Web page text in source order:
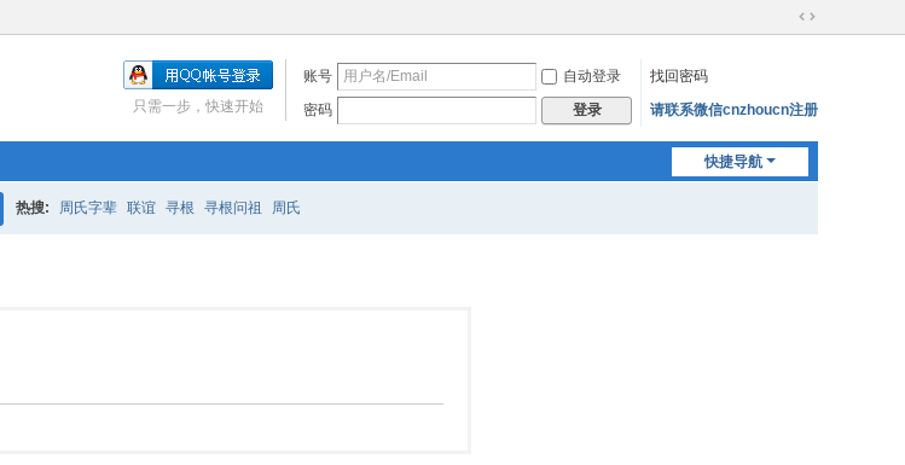
切
宽
账号 自动登录
找回密码
密码
登录 请联系微信cnzhoucn注册
只需一步，快速开始
快捷导航
热搜: 周氏字辈 联谊 寻根 寻根问祖 周氏